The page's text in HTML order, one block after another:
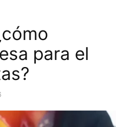
para el